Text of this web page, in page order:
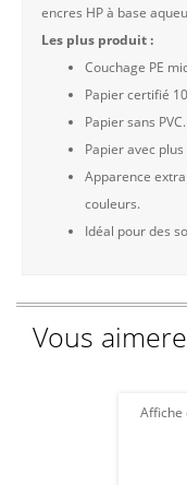
encres HP à base
Les plus produit :
Couchage PE
Papier certifié
Papier sans PVC.
Papier avec
Apparence
couleurs.
Idéal pour des
Vous
Affiche